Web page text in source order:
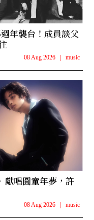
年襲台！成員談父
08 Aug 2026 | music
獻唱圓童年夢，許
08 Aug 2026 | music